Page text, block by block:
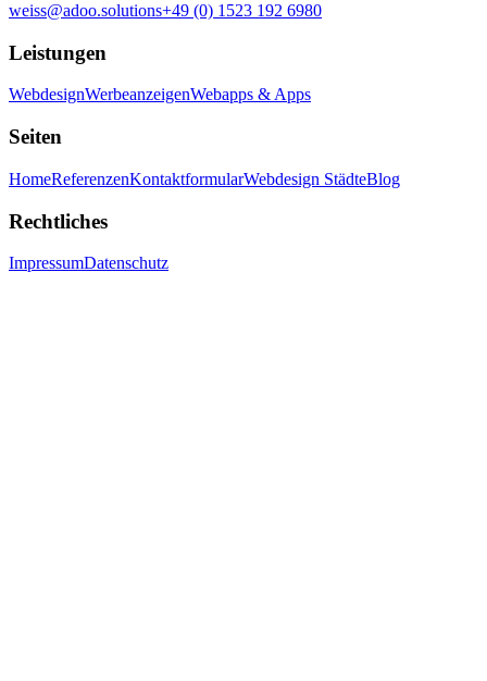
weiss@adoo.solutions+49 (0) 1523 192 6980
Leistungen
WebdesignWerbeanzeigenWebapps & Apps
Seiten
HomeReferenzenKontaktformularWebdesign StädteBlog
Rechtliches
ImpressumDatenschutz